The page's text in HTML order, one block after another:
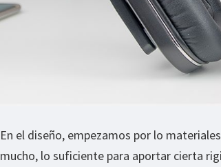
En el diseño, empezamos por lo
mucho, lo suficiente para aportar cierta